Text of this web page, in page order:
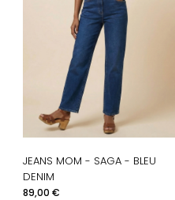
JEANS MOM - SAGA - BLEU
DENIM
Prix
89,00 €